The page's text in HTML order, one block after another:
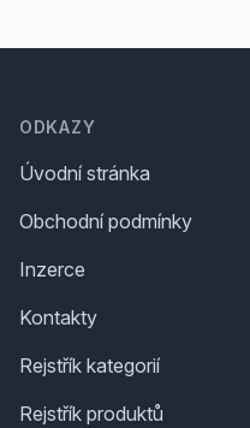
ODKAZY
Úvodní stránka
Obchodní podmínky
Inzerce
Kontakty
Rejstřík kategorií
Rejstřík produktů